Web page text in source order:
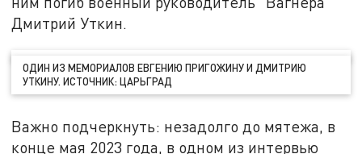
Дмитрий Уткин.
ОДИН ИЗ МЕМОРИАЛОВ ЕВГЕНИЮ ПРИГОЖИНУ И ДМИТРИЮ
УТКИНУ. ИСТОЧНИК: ЦАРЬГРАД
Важно подчеркнуть: незадолго до мятежа, в
конце мая 2023 года, в одном из интервью